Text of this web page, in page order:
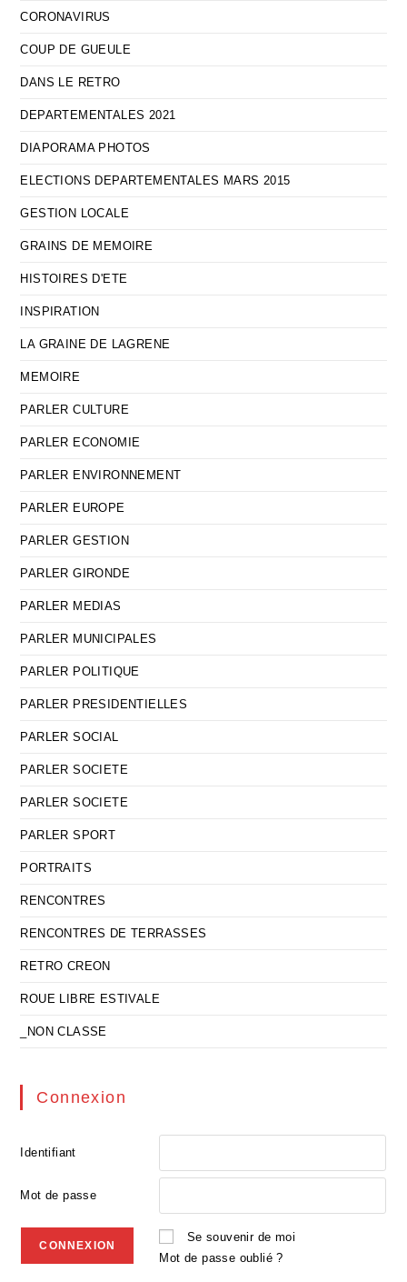
CORONAVIRUS
COUP DE GUEULE
DANS LE RETRO
DEPARTEMENTALES 2021
DIAPORAMA PHOTOS
ELECTIONS DEPARTEMENTALES MARS 2015
GESTION LOCALE
GRAINS DE MEMOIRE
HISTOIRES D'ETE
INSPIRATION
LA GRAINE DE LAGRENE
MEMOIRE
PARLER CULTURE
PARLER ECONOMIE
PARLER ENVIRONNEMENT
PARLER EUROPE
PARLER GESTION
PARLER GIRONDE
PARLER MEDIAS
PARLER MUNICIPALES
PARLER POLITIQUE
PARLER PRESIDENTIELLES
PARLER SOCIAL
PARLER SOCIETE
PARLER SOCIETE
PARLER SPORT
PORTRAITS
RENCONTRES
RENCONTRES DE TERRASSES
RETRO CREON
ROUE LIBRE ESTIVALE
_NON CLASSE
Connexion
Identifiant
Mot de passe
Se souvenir de moi
Mot de passe oublié ?